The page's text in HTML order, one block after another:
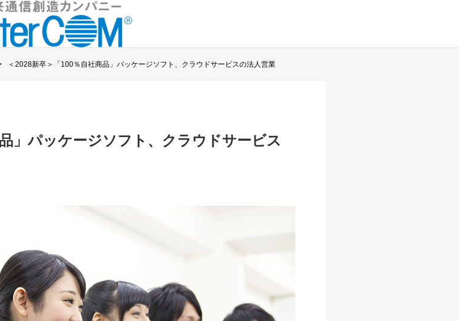
＜2028新卒＞「100％自社商品」パッケージソフト、クラウドサービスの法人営業
」パッケージソフト、クラウドサービス